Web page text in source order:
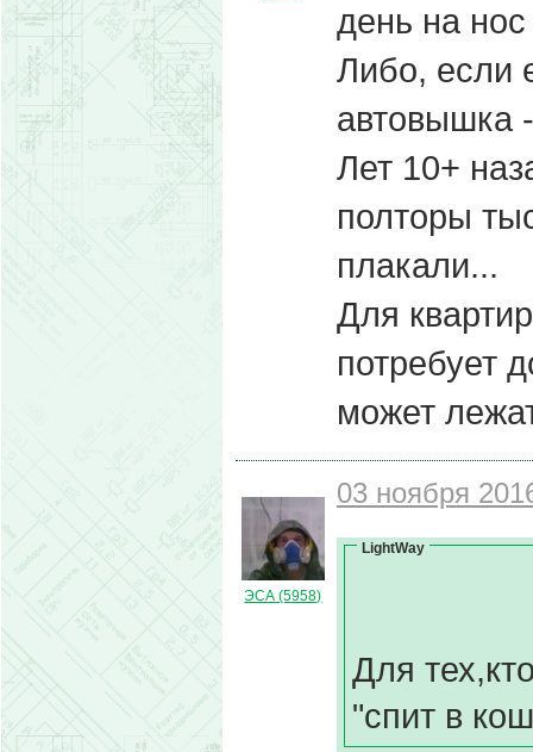
день на
Либо, если
автовышка
Лет 10+
полторы
плакали...
Для
потребует
может
ЭСА (5958)
03 ноября
LightWay
Для
"спит в